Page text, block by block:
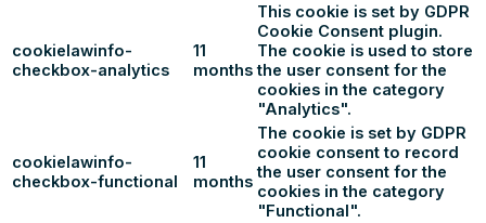
cookielawinfo-
checkbox-analytics
11
months
This cookie is set by GDPR
Cookie Consent plugin.
The cookie is used to store
the user consent for the
cookies in the category
"Analytics".
cookielawinfo-
checkbox-functional
11
months
The cookie is set by GDPR
cookie consent to record
the user consent for the
cookies in the category
"Functional".